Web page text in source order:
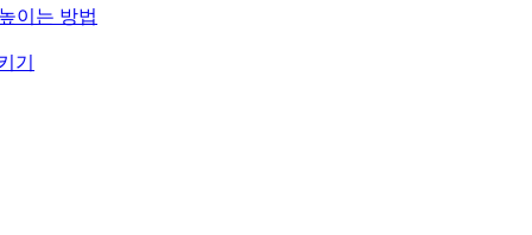
이는 방법
기